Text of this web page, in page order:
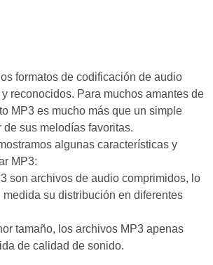
formatos de codificación de audio
reconocidos. Para muchos amantes de
MP3 es mucho más que un simple
de sus melodías favoritas.
algunas características y
MP3:
son archivos de audio comprimidos, lo
su distribución en diferentes
tamaño, los archivos MP3 apenas
de calidad de sonido.